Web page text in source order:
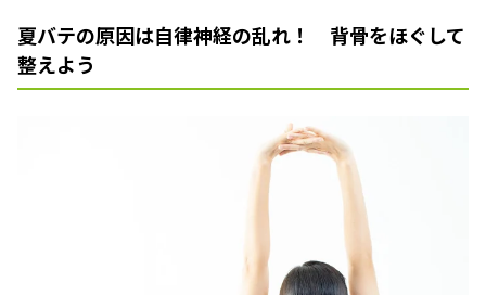
夏バテの原因は自律神経の乱れ！ 背骨をほぐして
整えよう